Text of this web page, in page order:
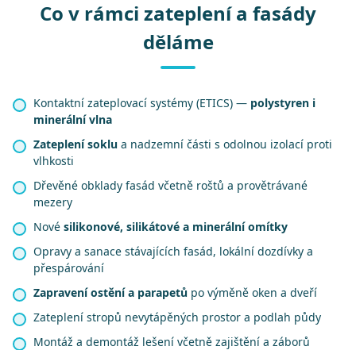
Co v rámci zateplení a fasády
děláme
Kontaktní zateplovací systémy (ETICS) — polystyren i
minerální vlna
Zateplení soklu a nadzemní části s odolnou izolací proti
vlhkosti
Dřevěné obklady fasád včetně roštů a provětrávané
mezery
Nové silikonové, silikátové a minerální omítky
Opravy a sanace stávajících fasád, lokální dozdívky a
přespárování
Zapravení ostění a parapetů po výměně oken a dveří
Zateplení stropů nevytápěných prostor a podlah půdy
Montáž a demontáž lešení včetně zajištění a záborů